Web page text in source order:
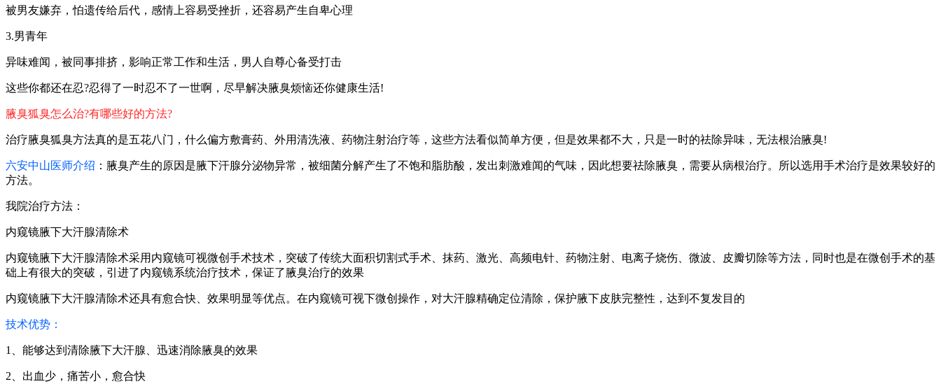
被男友嫌弃，怕遗传给后代，感情上容易受挫折，还容易产生自卑心理
3.男青年
异味难闻，被同事排挤，影响正常工作和生活，男人自尊心备受打击
这些你都还在忍?忍得了一时忍不了一世啊，尽早解决腋臭烦恼还你健康生活!
腋臭狐臭怎么治?有哪些好的方法?
治疗腋臭狐臭方法真的是五花八门，什么偏方敷膏药、外用清洗液、药物注射治疗等，这些方法看似简单方便，但是效果都不大，只是一时的祛除异味，无法根治腋臭!
六安中山医师介绍 ：腋臭产生的原因是腋下汗腺分泌物异常，被细菌分解产生了不饱和脂肪酸，发出刺激难闻的气味，因此想要祛除腋臭，需要从病根治疗。所以选用手术治疗是效果较好的
方法。
我院治疗方法：
内窥镜腋下大汗腺清除术
内窥镜腋下大汗腺清除术采用内窥镜可视微创手术技术，突破了传统大面积切割式手术、抹药、激光、高频电针、药物注射、电离子烧伤、微波、皮瓣切除等方法，同时也是在微创手术的基
础上有很大的突破，引进了内窥镜系统治疗技术，保证了腋臭治疗的效果
内窥镜腋下大汗腺清除术还具有愈合快、效果明显等优点。在内窥镜可视下微创操作，对大汗腺精确定位清除，保护腋下皮肤完整性，达到不复发目的
技术优势：
1、能够达到清除腋下大汗腺、迅速消除腋臭的效果
2、出血少，痛苦小，愈合快